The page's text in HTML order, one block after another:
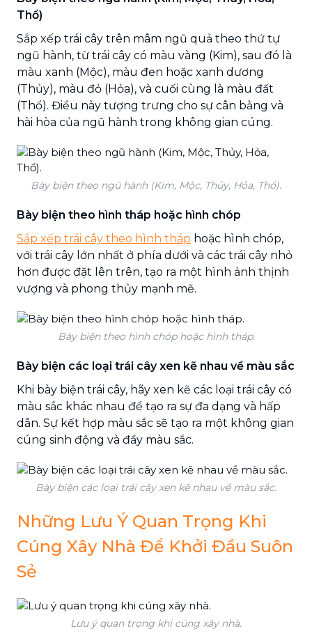
Thổ)
Sắp xếp trái cây trên mâm ngũ quả theo thứ tự
ngũ hành, từ trái cây có màu vàng (Kim), sau đó là
màu xanh (Mộc), màu đen hoặc xanh dương
(Thủy), màu đỏ (Hỏa), và cuối cùng là màu đất
(Thổ). Điều này tượng trưng cho sự cân bằng và
hài hòa của ngũ hành trong không gian cúng.
Bày biện theo ngũ hành (Kim, Mộc, Thủy, Hỏa, Thổ).
Bày biện theo hình tháp hoặc hình chóp
Sắp xếp trái cây theo hình tháp hoặc hình chóp,
với trái cây lớn nhất ở phía dưới và các trái cây nhỏ
hơn được đặt lên trên, tạo ra một hình ảnh thịnh
vượng và phong thủy mạnh mẽ.
Bày biện theo hình chóp hoặc hình tháp.
Bày biện các loại trái cây xen kẽ nhau về màu sắc
Khi bày biện trái cây, hãy xen kẽ các loại trái cây có
màu sắc khác nhau để tạo ra sự đa dạng và hấp
dẫn. Sự kết hợp màu sắc sẽ tạo ra một không gian
cúng sinh động và đầy màu sắc.
Bày biện các loại trái cây xen kẽ nhau về màu sắc.
Những Lưu Ý Quan Trọng Khi
Cúng Xây Nhà Để Khởi Đầu Suôn
Sẻ
Lưu ý quan trọng khi cúng xây nhà.